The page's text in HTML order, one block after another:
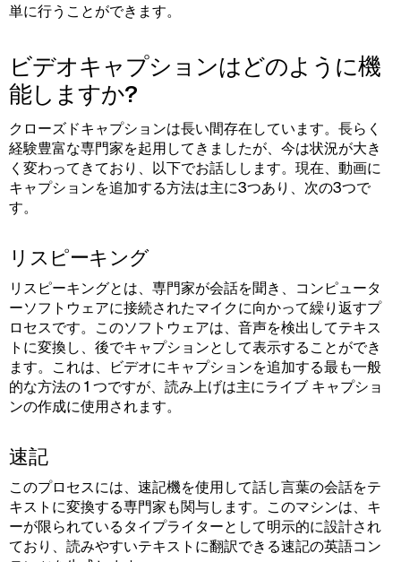
単に行うことができます。
ビデオキャプションはどのように機
能しますか?
クローズドキャプションは長い間存在しています。長らく
経験豊富な専門家を起用してきましたが、今は状況が大き
く変わってきており、以下でお話しします。現在、動画に
キャプションを追加する方法は主に3つあり、次の3つで
す。
リスピーキング
リスピーキングとは、専門家が会話を聞き、コンピュータ
ーソフトウェアに接続されたマイクに向かって繰り返すプ
ロセスです。このソフトウェアは、音声を検出してテキス
トに変換し、後でキャプションとして表示することができ
ます。これは、ビデオにキャプションを追加する最も一般
的な方法の 1 つですが、読み上げは主にライブ キャプショ
ンの作成に使用されます。
速記
このプロセスには、速記機を使用して話し言葉の会話をテ
キストに変換する専門家も関与します。このマシンは、キ
ーが限られているタイプライターとして明示的に設計され
ており、読みやすいテキストに翻訳できる速記の英語コン